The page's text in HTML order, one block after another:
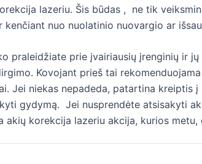
lazeriu. Šis būdas , ne tik
kenčiant nuo nuolatinio nuovargio ar
praleidžiate prie įvairiausių įrenginių ir
Kovojant prieš tai
Jei niekas nepadeda, patartina kreiptis
gydymą. Jei nusprendėte atsisakyti
akių korekcija lazeriu akcija, kurios